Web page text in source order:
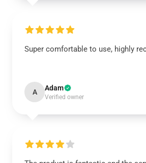
Super comfortable to use, highly
A Adam
Verified owner